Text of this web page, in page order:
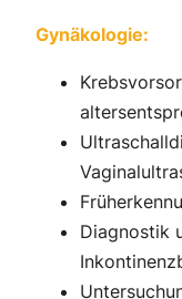
Gynäkologie:
Diagnostik